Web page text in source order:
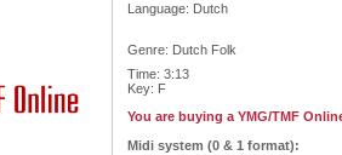
Language: Dutch
Genre: Dutch Folk
Time: 3:13
Key: F
You are buying a YMG/TMF
Midi system (0 & 1 format):